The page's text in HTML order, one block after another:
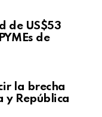
de US$53
de
la brecha
y República